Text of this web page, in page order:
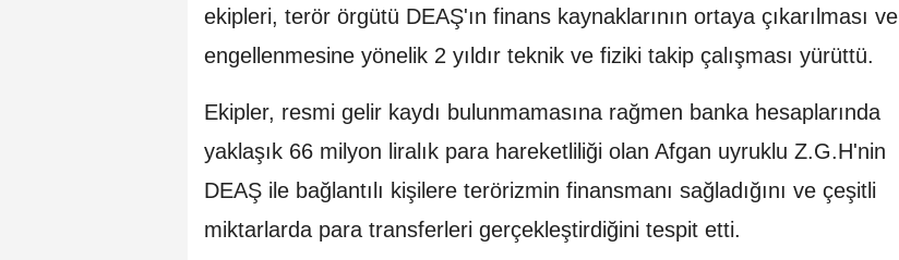
ekipleri, terör örgütü DEAŞ'ın finans kaynaklarının ortaya çıkarılması ve
engellenmesine yönelik 2 yıldır teknik ve fiziki takip çalışması yürüttü.
Ekipler, resmi gelir kaydı bulunmamasına rağmen banka hesaplarında
yaklaşık 66 milyon liralık para hareketliliği olan Afgan uyruklu Z.G.H'nin
DEAŞ ile bağlantılı kişilere terörizmin finansmanı sağladığını ve çeşitli
miktarlarda para transferleri gerçekleştirdiğini tespit etti.